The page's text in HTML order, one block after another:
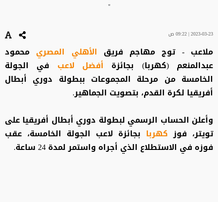
"
2023-03-23 | 09:22 ص
ملاعب - توج مهاجم فريق الأهلي المصري محمود
عبدالمنعم (كهربا) بجائزة أفضل لاعب في الجولة
الخامسة من مرحلة المجموعات ببطولة دوري أبطال
أفريقيا لكرة القدم، بتصويت الجماهير.
وأعلن الحساب الرسمي لبطولة دوري أبطال أفريقيا على
تويتر، فوزكهربا بجائزة لاعب الجولة الخامسة، عقب
فوزه في الاستطلاع الذي أجراه واستمر لمدة 24 ساعة.